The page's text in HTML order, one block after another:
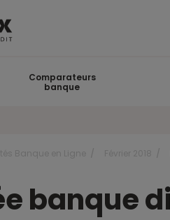
Comparateurs
banque
banque